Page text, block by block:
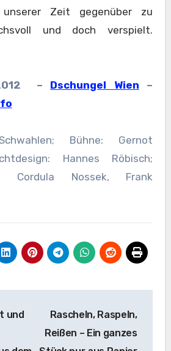
unserer Zeit gegenüber zu
und doch verspielt.
– Dschungel Wien –
Bühne: Gernot
Hannes Röbisch;
Cordula Nossek, Frank
und
Rascheln, Raspeln,
Reißen – Ein ganzes